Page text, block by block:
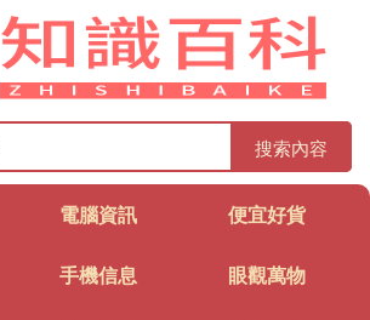
搜索內容
電腦資訊 便宜好貨
手機信息 眼觀萬物